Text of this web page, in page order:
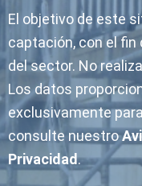
El objetivo de este
captación, con el
del sector. No
Los datos
exclusivamente
consulte nuestro
Privacidad.